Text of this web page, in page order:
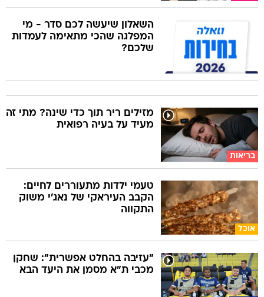
השאלון שיעשה לכם סדר - מי
המפלגה שהכי מתאימה לעמדות
שלכם?
בריאות
מזילים ריר תוך כדי שינה? מתי זה
מעיד על בעיה רפואית
אוכל
טעמי ילדות מתעוררים לחיים:
הקבב העיראקי של נאג׳י משוק
התקווה
"עזיבה בהחלט אפשרית": שחקן
מכבי ת"א מסמן את היעד הבא